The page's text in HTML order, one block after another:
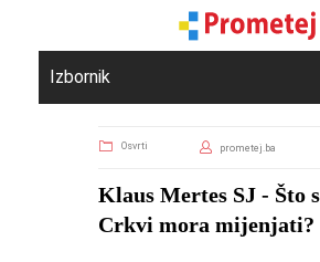
Izbornik
Osvrti prometej.ba
Klaus Mertes SJ - Što
Crkvi mora mijenjati?